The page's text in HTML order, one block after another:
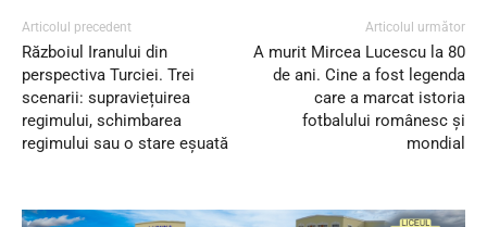
Articolul precedent
Războiul Iranului din
perspectiva Turciei. Trei
scenarii: supraviețuirea
regimului, schimbarea
regimului sau o stare eșuată
Articolul următor
A murit Mircea Lucescu la 80
de ani. Cine a fost legenda
care a marcat istoria
fotbalului românesc și
mondial